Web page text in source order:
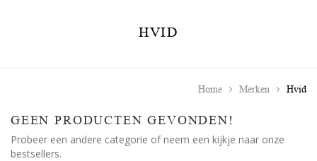
HVID
Home Merken Hvid
GEEN PRODUCTEN GEVONDEN!
Probeer een andere categorie of neem een kijkje naar onze
bestsellers.